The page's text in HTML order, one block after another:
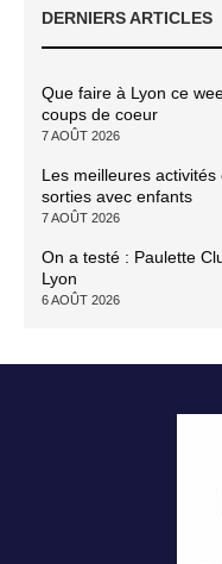
DERNIERS ARTICLES
Que faire à Lyon ce
coups de coeur
7 AOÛT 2026
Les meilleures
sorties avec enfants
7 AOÛT 2026
On a testé : Paulette
Lyon
6 AOÛT 2026